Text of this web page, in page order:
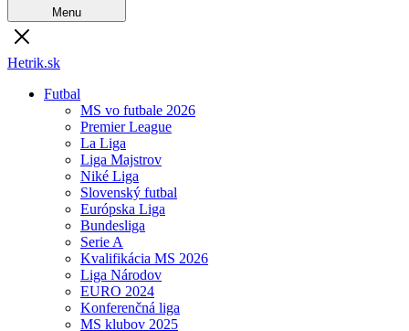
Menu
Hetrik.sk
Futbal
MS vo futbale 2026
Premier League
La Liga
Liga Majstrov
Niké Liga
Slovenský futbal
Európska Liga
Bundesliga
Serie A
Kvalifikácia MS 2026
Liga Národov
EURO 2024
Konferenčná liga
MS klubov 2025